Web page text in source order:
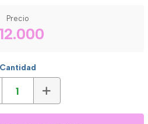
Precio
Cantidad